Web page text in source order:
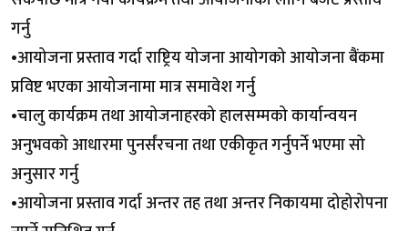
गर्नु
•आयोजना प्रस्ताव गर्दा राष्ट्रिय योजना आयोगको आयोजना बैंकमा
प्रविष्ट भएका आयोजनामा मात्र समावेश गर्नु
•चालु कार्यक्रम तथा आयोजनाहरको हालसम्मको कार्यान्वयन
अनुभवको आधारमा पुनर्संरचना तथा एकीकृत गर्नुपर्ने भएमा सो
अनुसार गर्नु
•आयोजना प्रस्ताव गर्दा अन्तर तह तथा अन्तर निकायमा दोहोरोपना